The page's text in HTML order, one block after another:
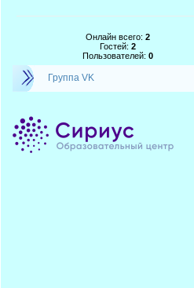
Онлайн всего: 2
Гостей: 2
Пользователей: 0
Группа VK